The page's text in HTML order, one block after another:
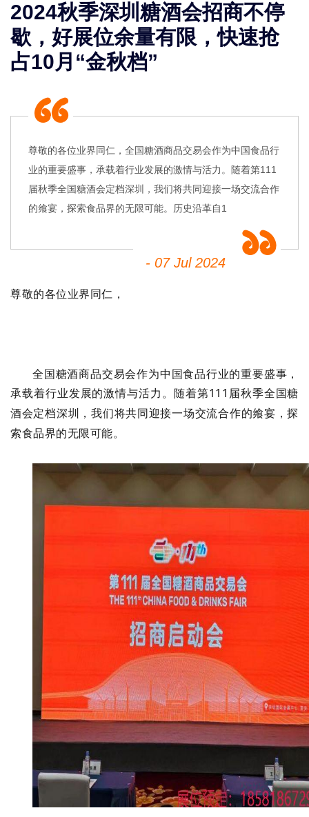
2024秋季深圳糖酒会招商不停
歇，好展位余量有限，快速抢
占10月“金秋档”
尊敬的各位业界同仁，全国糖酒商品交易会作为中国食品行
业的重要盛事，承载着行业发展的激情与活力。随着第111
届秋季全国糖酒会定档深圳，我们将共同迎接一场交流合作
的飨宴，探索食品界的无限可能。历史沿革自1
- 07 Jul 2024
尊敬的各位业界同仁，
全国糖酒商品交易会作为中国食品行业的重要盛事，
承载着行业发展的激情与活力。随着第111届秋季全国糖
酒会定档深圳，我们将共同迎接一场交流合作的飨宴，探
索食品界的无限可能。